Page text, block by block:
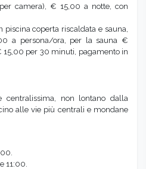
camera), € 15,00 a notte, con
piscina coperta riscaldata e sauna,
a persona/ora, per la sauna €
per 30 minuti, pagamento in
centralissima, non lontano dalla
alle vie più centrali e mondane
11:00.